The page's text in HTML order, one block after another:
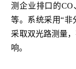
测企业排口的CO
等。系统采用“非
采取双光路测量
响。